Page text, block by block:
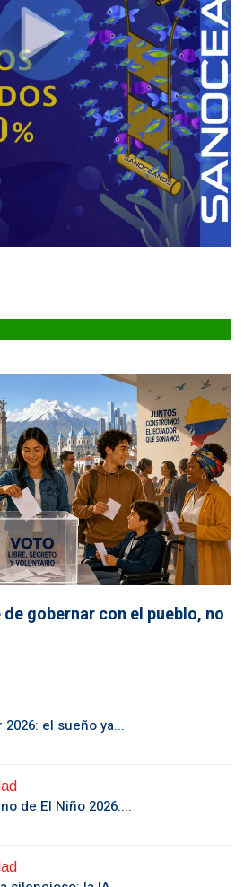
gobernar con el pueblo, no
2026: el sueño ya...
de El Niño 2026:...